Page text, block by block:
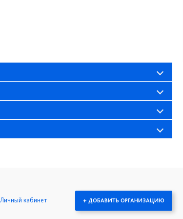
Личный кабинет + ДОБАВИТЬ ОРГАНИЗАЦИЮ